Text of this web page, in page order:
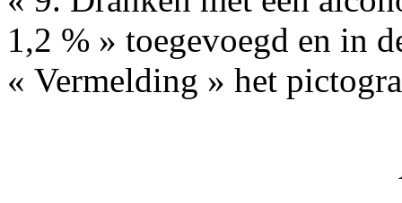
1,2 % » toegevoegd en in
« Vermelding » het